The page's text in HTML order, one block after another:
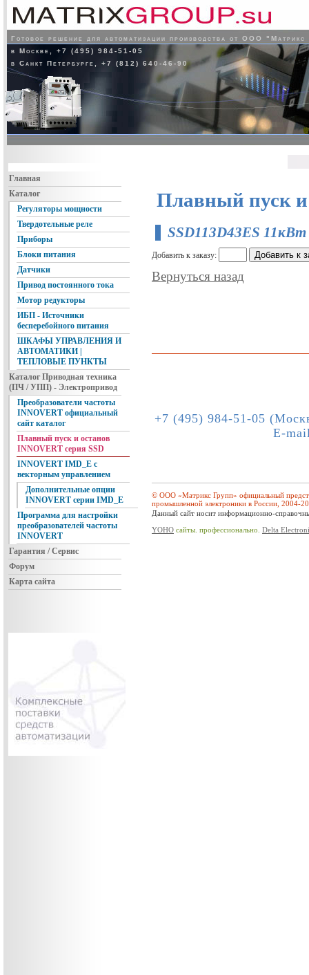
Готовое решение для автоматизации производства от ООО "Матрикс
в Москве, +7 (495) 984-51-05
в Санкт Петербурге, +7 (812) 640-46-90
Главная
Каталог
Регуляторы мощности
Твердотельные реле
Приборы
Блоки питания
Датчики
Привод постоянного тока
Мотор редукторы
ИБП - Источники
бесперебойного питания
ШКАФЫ УПРАВЛЕНИЯ И
АВТОМАТИКИ |
ТЕПЛОВЫЕ ПУНКТЫ
Каталог Приводная техника
(ПЧ / УПП) - Электропривод
Преобразователи частоты
INNOVERT официальный
сайт каталог
Плавный пуск и останов
INNOVERT серия SSD
INNOVERT IMD_E с
векторным управлением
Дополнительные опции
INNOVERT серии IMD_E
Программа для настройки
преобразователей частоты
INNOVERT
Гарантия / Сервис
Форум
Карта сайта
Плавный пуск и
SSD113D43ES
Добавить к заказу:
Вернуться назад
+7 (495) 984-51-05
E-
© ООО «Матрикс Групп» официальный
промышленной электроники в России, 2004-
Данный сайт носит информационно-
YOHO сайты. профессионально. Delta